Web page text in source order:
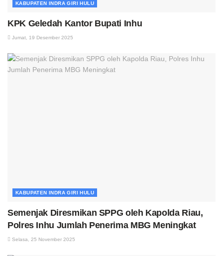
KABUPATEN INDRA GIRI HULU
KPK Geledah Kantor Bupati Inhu
Jumat, 19 Desember 2025
KABUPATEN INDRA GIRI HULU
Semenjak Diresmikan SPPG oleh Kapolda Riau,
Polres Inhu Jumlah Penerima MBG Meningkat
Selasa, 25 November 2025